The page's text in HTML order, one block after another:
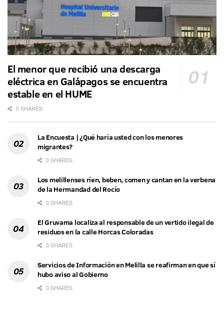
El menor que recibió una descarga
eléctrica en Galápagos se encuentra
estable en el HUME
0 SHARES
La Encuesta | ¿Qué haría usted con los menores
migrantes?
0 SHARES
Los melillenses ríen, beben, comen y cantan en la verbena
de la Hermandad del Rocío
0 SHARES
El Gruvama localiza al responsable de un vertido ilegal de
residuos en la calle Horcas Coloradas
0 SHARES
Servicios de Información en Melilla se reafirman en que sí
hubo aviso al Gobierno
0 SHARES